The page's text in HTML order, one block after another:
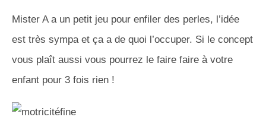
Mister A a un petit jeu pour enfiler des perles, l’idée
est très sympa et ça a de quoi l’occuper. Si le concept
vous plaît aussi vous pourrez le faire faire à votre
enfant pour 3 fois rien !